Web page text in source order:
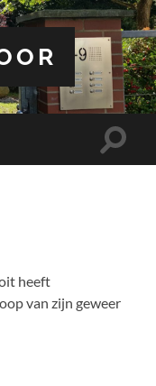
Toggle
heeft
van zijn geweer